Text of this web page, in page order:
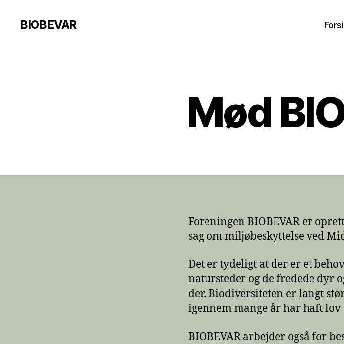
BIOBEVAR
Mød
Foreningen BIOBEVAR er
sag om miljøbeskyttelse ved
Det er tydeligt at der er et
natursteder og de fredede dyr
der. Biodiversiteten er langt
igennem mange år har haft lov
BIOBEVAR arbejder også for